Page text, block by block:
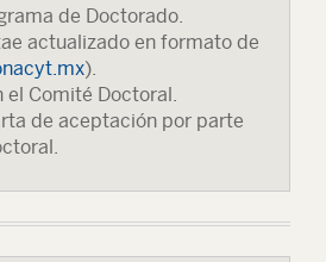
de Doctorado.
actualizado en formato de
).
el Comité Doctoral.
de aceptación por parte